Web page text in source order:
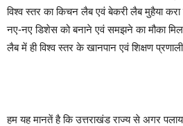
विश्व स्तर का किचन लैब एवं बेकरी लैब मुहैया
नए-नए डिशेस को बनाने एवं समझने का मौका
लैब में ही विश्व स्तर के खानपान एवं शिक्षण
हम यह मानतें है कि उत्तराखंड राज्य से अगर